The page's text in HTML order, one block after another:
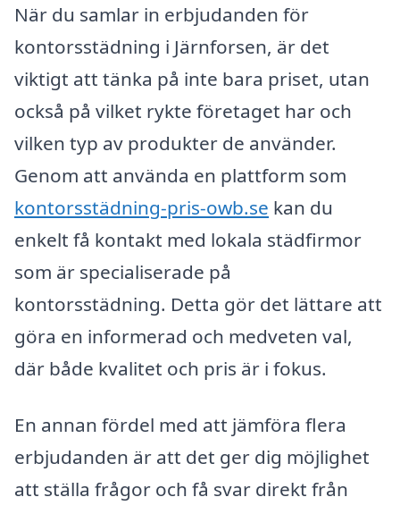
När du samlar in erbjudanden för
kontorsstädning i Järnforsen, är det
viktigt att tänka på inte bara priset, utan
också på vilket rykte företaget har och
vilken typ av produkter de använder.
Genom att använda en plattform som
kontorsstädning-pris-owb.se kan du
enkelt få kontakt med lokala städfirmor
som är specialiserade på
kontorsstädning. Detta gör det lättare att
göra en informerad och medveten val,
där både kvalitet och pris är i fokus.
En annan fördel med att jämföra flera
erbjudanden är att det ger dig möjlighet
att ställa frågor och få svar direkt från